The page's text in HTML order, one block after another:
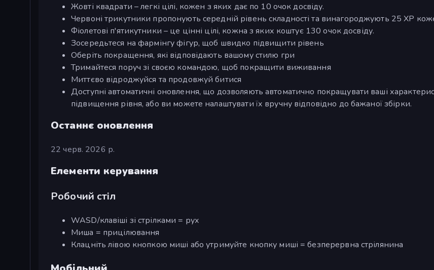
Жовті квадрати – легкі цілі, кожен з яких дає по 10 очок досвіду.
Червоні трикутники пропонують середній рівень складності та винагороджують 25 XP
Фіолетові п'ятикутники – це цінні цілі, кожна з яких коштує 130 очок досвіду.
Зосередьтеся на фармінгу фігур, щоб швидко підвищити рівень
Оберіть покращення, які відповідають вашому стилю гри
Тримайтеся поруч зі своєю командою, щоб покращити виживання
Миттєво відроджуйся та продовжуй битися
Доступні автоматичні оновлення, що дозволяють автоматично покращувати ваші
підвищення рівня, або ви можете налаштувати їх вручну відповідно до бажаної збірки.
Останнє оновлення
22 черв. 2026 р.
Елементи керування
Робочий стіл
WASD/клавіші зі стрілками = рух
Миша = прицілювання
Клацніть лівою кнопкою миші або утримуйте кнопку миші = безперервна стрілянина